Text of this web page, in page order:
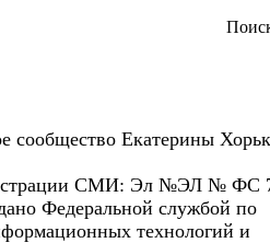
сообщество Екатерины
СМИ: Эл №ЭЛ № ФС
Федеральной службой по
технологий и